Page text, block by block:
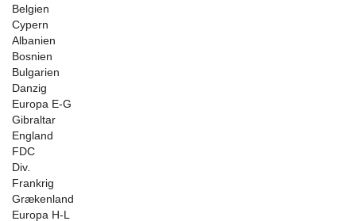
Belgien
Cypern
Albanien
Bosnien
Bulgarien
Danzig
Europa E-G
Gibraltar
England
FDC
Div.
Frankrig
Grækenland
Europa H-L